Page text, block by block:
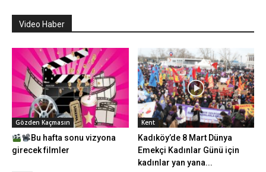
Video Haber
Gözden Kaçmasın
Bu hafta sonu vizyona
girecek filmler
Kent
Kadıköy’de 8 Mart Dünya
Emekçi Kadınlar Günü için
kadınlar yan yana...